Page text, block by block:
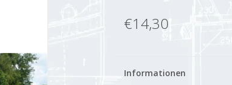
€14,30
Informationen